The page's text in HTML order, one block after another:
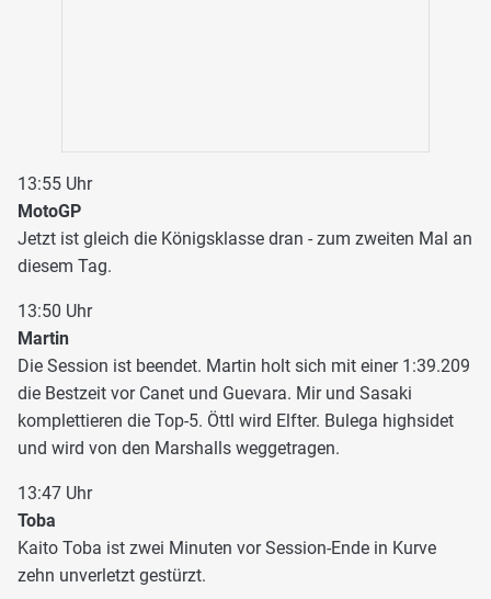
13:55 Uhr
MotoGP
Jetzt ist gleich die Königsklasse dran - zum zweiten Mal an
diesem Tag.
13:50 Uhr
Martin
Die Session ist beendet. Martin holt sich mit einer 1:39.209
die Bestzeit vor Canet und Guevara. Mir und Sasaki
komplettieren die Top-5. Öttl wird Elfter. Bulega highsidet
und wird von den Marshalls weggetragen.
13:47 Uhr
Toba
Kaito Toba ist zwei Minuten vor Session-Ende in Kurve
zehn unverletzt gestürzt.